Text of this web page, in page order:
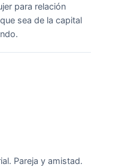
para relación
sea de la capital
Pareja y amistad.